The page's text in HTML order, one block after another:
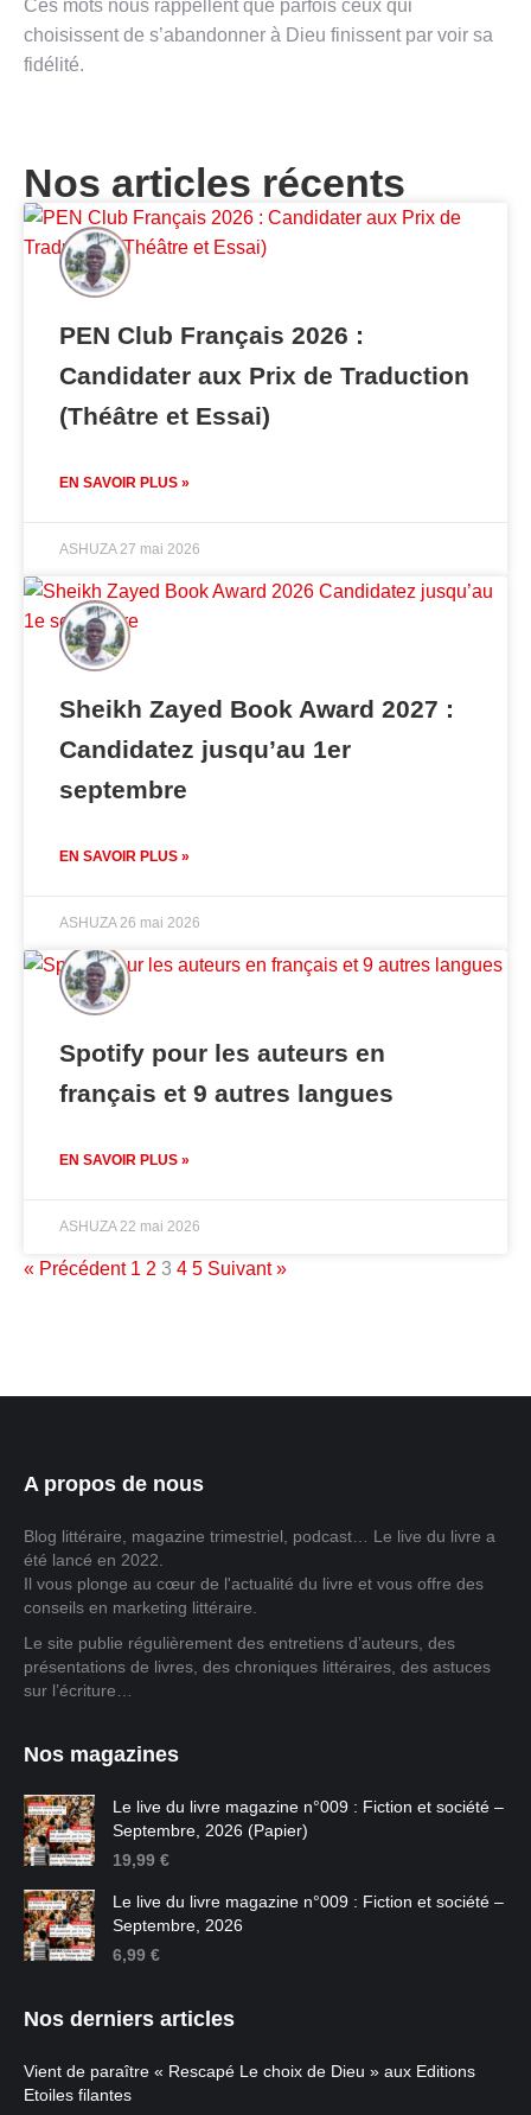
Ces mots nous rappellent que parfois ceux qui
choisissent de s’abandonner à Dieu finissent par voir sa
fidélité.
Nos articles récents
PEN Club Français 2026 :
Candidater aux Prix de Traduction
(Théâtre et Essai)
EN SAVOIR PLUS »
ASHUZA27 mai 2026
Sheikh Zayed Book Award 2027 :
Candidatez jusqu’au 1er
septembre
EN SAVOIR PLUS »
ASHUZA26 mai 2026
Spotify pour les auteurs en
français et 9 autres langues
EN SAVOIR PLUS »
ASHUZA22 mai 2026
« Précédent 1 2 3 4 5 Suivant »
A propos de nous
Blog littéraire, magazine trimestriel, podcast… Le live du livre a
été lancé en 2022.
Il vous plonge au cœur de l'actualité du livre et vous offre des
conseils en marketing littéraire.
Le site publie régulièrement des entretiens d’auteurs, des
présentations de livres, des chroniques littéraires, des astuces
sur l’écriture…
Nos magazines
Le live du livre magazine n°009 : Fiction et société –
Septembre, 2026 (Papier)
19,99 €
Le live du livre magazine n°009 : Fiction et société –
Septembre, 2026
6,99 €
Nos derniers articles
Vient de paraître « Rescapé Le choix de Dieu » aux Editions
Etoiles filantes